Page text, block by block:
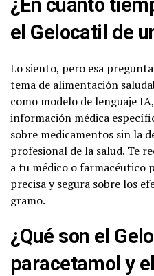
¿En cuánto
el Gelocatil de
Lo siento, pero esa
tema de alimentación
como modelo de lenguaje
información médica
sobre medicamentos sin la
profesional de la salud. Te
a tu médico o farmacéutico
precisa y segura sobre los
gramo.
¿Qué son el
paracetamol y